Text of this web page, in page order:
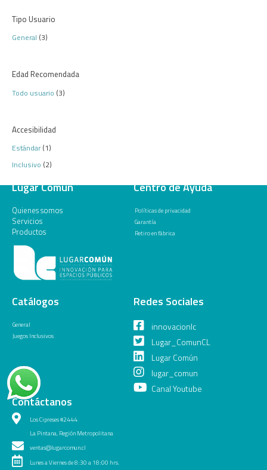
Tipo Usuario
General (3)
Edad Recomendada
Todo usuario (3)
Accesibilidad
Estándar (1)
Inclusivo (2)
Lugar Común
Quienes somos
Servicios
Productos
Centro de Ayuda
Políticas de privacidad
Garantía
Retiro en fábrica
Catálogos
General
Juegos Inclusivos
Redes Sociales
innovacionlc
Lugar_ComunCL
Lugar Común
lugar_comun
Canal Youtube
Contáctanos
Los Cipreses #2444
La Pintana, Región Metropolitana
ventas@lugarcomun.cl
Lunes a Viernes de 8:30 a 18:00 hrs.